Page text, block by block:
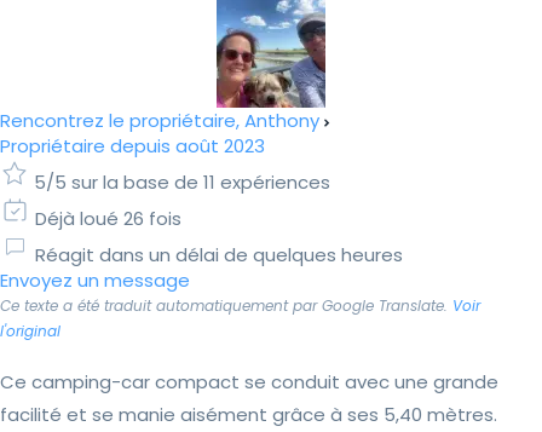
Rencontrez le propriétaire, Anthony
Propriétaire depuis août 2023
5/5 sur la base de 11 expériences
Déjà loué 26 fois
Réagit dans un délai de quelques heures
Envoyez un message
Ce texte a été traduit automatiquement par Google Translate. Voir
l'original
Ce camping-car compact se conduit avec une grande
facilité et se manie aisément grâce à ses 5,40 mètres.